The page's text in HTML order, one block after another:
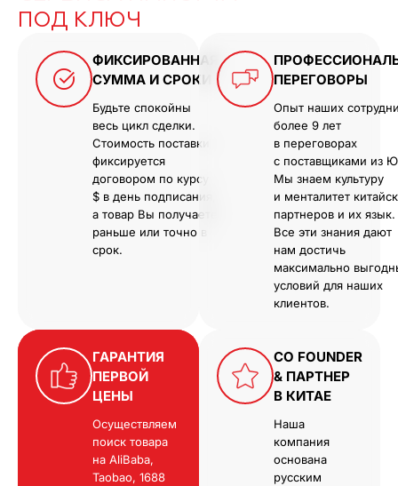
ПОД КЛЮЧ
CO FOUNDER
& ПАРТНЕР
В КИТАЕ
Наша
компания
основана
русским
ГАРАНТИЯ
ПЕРВОЙ
ЦЕНЫ
Осуществляем
поиск товара
на AliBaba,
Taobao, 1688
ФИКСИРОВАННАЯ
СУММА И СРОКИ
Будьте спокойны
весь цикл сделки.
Стоимость поставки
фиксируется
договором по курсу
$ в день подписания,
а товар Вы получаете
раньше или точно в
срок.
ПЕРЕГОВОРЫ
Опыт наших
более 9 лет
в переговорах
с поставщиками из
Мы знаем культуру
и менталитет
партнеров и их язык.
Все эти знания дают
нам достичь
максимально
условий для наших
клиентов.